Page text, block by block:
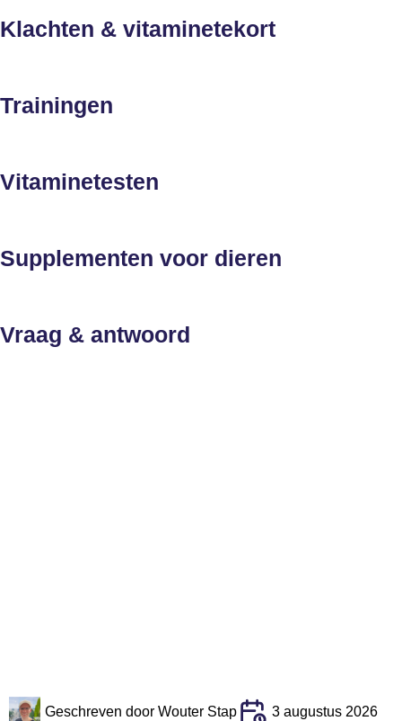
Klachten & vitaminetekort
Trainingen
Vitaminetesten
Supplementen voor dieren
Vraag & antwoord
Geschreven door Wouter Stap 3 augustus 2026